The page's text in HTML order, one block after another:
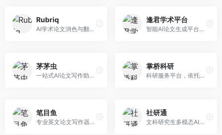
Rubriq
AI学术论文润色与翻译平台。面向国际期刊投稿者，提供论文润色、翻译、格式调整等服务，支持多语言，学术表达专业规范。
逢君学术平台
智能AI论文生成平台，支持查重检测。面向高校学生和研究人员，提供论文选题、内容生成、查重修改等一站式服务，学术写作流程完整。
茅茅虫
一站式AI论文写作助手，覆盖学术写作全场景。面向高校学生和科研人员，提供开题报告、文献综述、论文正文等写作服务，支持多学科多类型论文，操作简便。
掌桥科研
科研服务平台，依托3亿+真实文献数据库。面向学术研究者和学生，提供文献检索、论文写作、科研数据分析等服务，文献资源丰富，学术支持专业。
笔目鱼
专业英文论文写作器，支持学术论文全流程。面向留学生和国际期刊投稿者，提供英文论文撰写、润色、格式调整等服务，学术英语表达规范。
社研通
文科研究生多模态AI学术写作平台。面向文科研究生和社科研究者，提供文献综述、理论分析、定性研究辅助等服务，文科研究方法论支持完善。